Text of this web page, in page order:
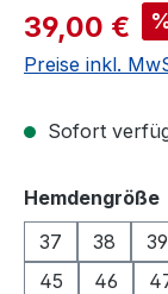
Verkaufspreis:
39,00 €
Preise inkl.
Sofort
Hemdengröße
37
38 39
45
46